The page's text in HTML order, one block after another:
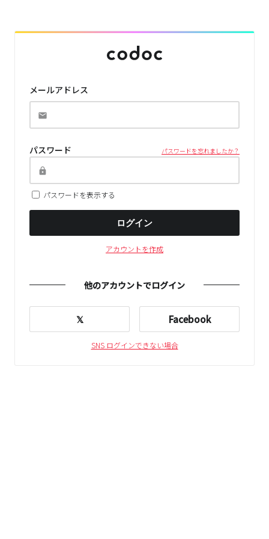
メールアドレス
パスワード パスワードを忘れましたか？
パスワードを表示する
ログイン
アカウントを作成
他のアカウントでログイン
𝕏 Facebook
SNS ログインできない場合